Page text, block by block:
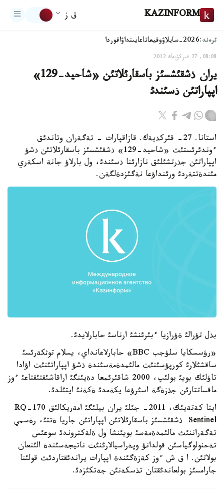
KAZINFORM ق ز
ترەند:2026-سايلاۋ وقيعاتاعايىنداۋاقوردا
08:08, 27 قىركۇيەك 2012
يران ذشقئشسئز باسقارئلاتئن «شاحيد-129»
اپپاراتئن ذسئندئ
استانا. 27- قئركذيةك. قازاقپارات - تةگةران وتاندئق
ءوندئرئستئث «شاحيد-129» ذشقئشسئز باسقارئلاتئن ذشؤ
اپپاراتئن جذرتشئلئق نازارئنا ذسئندئ، ول بارلاؤ جانة اسكةري
مئندةتتةردئ ورئنداؤعا نةگئزدةلگةن.
بذل تؤرالئ ةؤرازيا ءبئرئنشئ ارناسئ حابارلايدئ.
«رؤسسكايا سلؤجب BBC» حابارلاعانداي، يسلام توثكةرئسئ
ساقشئلارئ كورپؤسئنئث مالئمدةمةسئندة ذشؤ اپپاراتئنئث اؤادا
تاؤلئك بويئ بولئپ، 2000 شاقئرئمعا دةيئنگئ اراقاشئقتئقتاعئ ءوز
ماقساتتارئن جذزةگة اسئرؤعا يكةمدئ ةكةنئ ايتئلدئ.
ايتا كةتةيئك، 2011- جئلئ يران بيلئگئ امةريكالئق RQ-170
Sentinel ذشقئشسئز باسقارئلاتئن اپپاراتئن جاريا ةتتئ، رةسمي
تةگةراننئث مالئمدةمةسئ بويئنشا ول ةلةكتروندئ سوعئس
تةحنولوگياسئن قولدانؤ وپةراسيالارئنئث ناتيجةسئندة الئنعان
بولاتئن. ا ق ش ءوز كةزةگئندة اپپارات يراندئقتاردئث قولئنا
جارامسئز بولعاندئقتان تذسكةنئن جةتكئزدئ.